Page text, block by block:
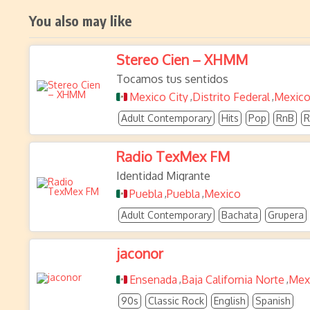
You also may like
Stereo Cien – XHMM
Tocamos tus sentidos
Mexico City,Distrito Federal,Mexico
Adult Contemporary Hits Pop RnB
Radio TexMex FM
Identidad Migrante
Puebla ,Puebla ,Mexico
Adult Contemporary Bachata Grupera
jaconor
Ensenada ,Baja California Norte ,
90s Classic Rock English Spanish